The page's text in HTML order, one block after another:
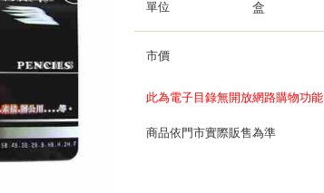
單位 盒
市價
此為電子目錄無開放網路購物功能
商品依門市實際販售為準